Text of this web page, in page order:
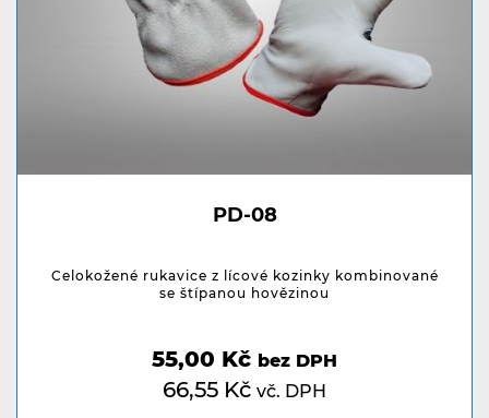
PD-08
Celokožené rukavice z lícové kozinky kombinované
se štípanou hovězinou
55,00 Kč bez DPH
66,55 Kč vč. DPH